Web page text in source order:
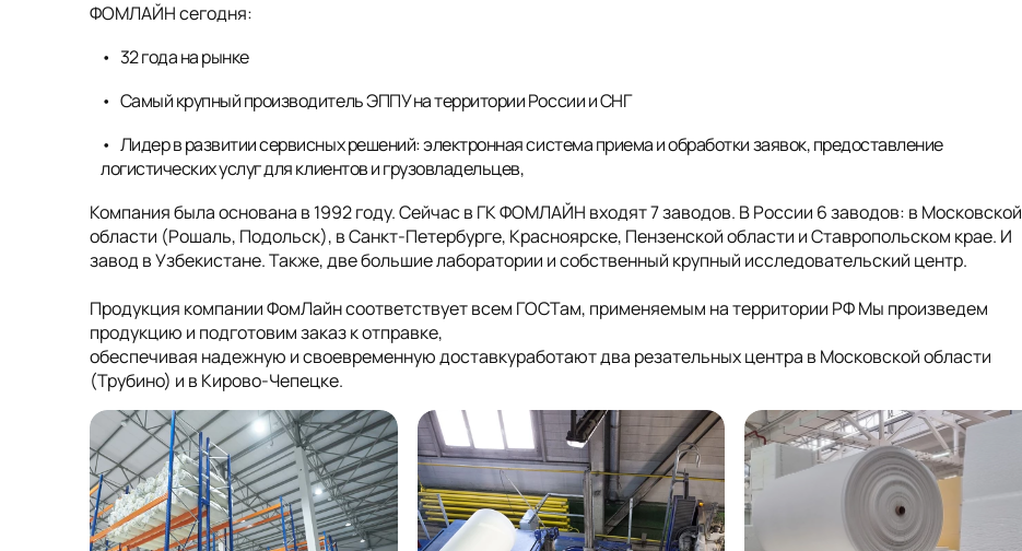
ФОМЛАЙН сегодня:
32 года на рынке
Самый крупный производитель ЭППУ на территории России и СНГ
Лидер в развитии сервисных решений: электронная система приема и обработки заявок, предоставление
логистических услуг для клиентов и грузовладельцев,
Компания была основана в 1992 году. Сейчас в ГК ФОМЛАЙН входят 7 заводов. В России 6 заводов: в Московской
области (Рошаль, Подольск), в Санкт-Петербурге, Красноярске, Пензенской области и Ставропольском крае. И
завод в Узбекистане. Также, две большие лаборатории и собственный крупный исследовательский центр.
Продукция компании ФомЛайн соответствует всем ГОСТам, применяемым на территории РФ Мы произведем
продукцию и подготовим заказ к отправке,
обеспечивая надежную и своевременную доставкуработают два резательных центра в Московской области
(Трубино) и в Кирово-Чепецке.